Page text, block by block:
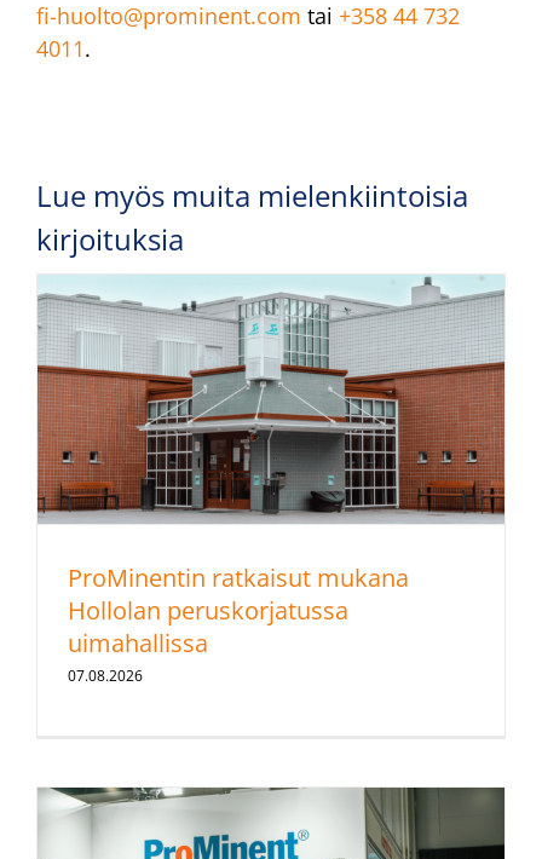
fi-huolto@prominent.com tai +358 44 732
4011.
Lue myös muita mielenkiintoisia
kirjoituksia
ProMinentin ratkaisut mukana
Hollolan peruskorjatussa
uimahallissa
07.08.2026